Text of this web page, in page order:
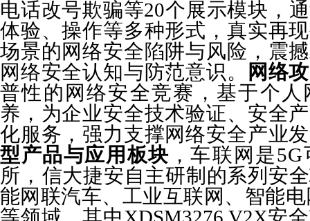
电话改号欺骗等20个展示模块，
体验、操作等多种形式，真实再
场景的网络安全陷阱与风险，震
网络安全认知与防范意识。
网络
普性的网络安全竞赛，基于个人
养，为企业安全技术验证、安全
化服务，强力支撑网络安全产业
型产品与应用板块 ，车联网是
所， 信大捷安自主研制的系列安
能网联汽车、工业互联网、智能